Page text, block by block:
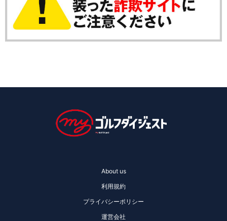
About us
利用規約
プライバシーポリシー
運営会社